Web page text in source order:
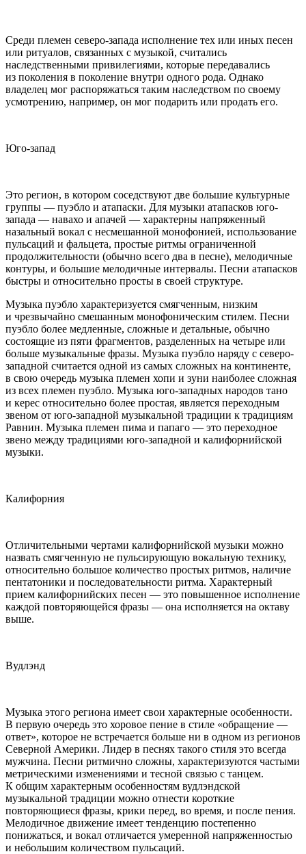
Среди племен северо-запада исполнение тех или иных песен
или ритуалов, связанных с музыкой, считались
наследственными привилегиями, которые передавались
из поколения в поколение внутри одного рода. Однако
владелец мог распоряжаться таким наследством по своему
усмотрению, например, он мог подарить или продать его.
Юго-запад
Это регион, в котором соседствуют две большие культурные
группы — пуэбло и атапаски. Для музыки атапасков юго-
запада — навахо и апачей — характерны напряженный
назальный вокал с несмешанной монофонией, использование
пульсаций и фальцета, простые ритмы ограниченной
продолжительности (обычно всего два в песне), мелодичные
контуры, и большие мелодичные интервалы. Песни атапасков
быстры и относительно просты в своей структуре.
Музыка пуэбло характеризуется смягченным, низким
и чрезвычайно смешанным монофоническим стилем. Песни
пуэбло более медленные, сложные и детальные, обычно
состоящие из пяти фрагментов, разделенных на четыре или
больше музыкальные фразы. Музыка пуэбло наряду с северо-
западной считается одной из самых сложных на континенте,
в свою очередь музыка племен хопи и зуни наиболее сложная
из всех племен пуэбло. Музыка юго-западных народов тано
и керес относительно более простая, является переходным
звеном от юго-западной музыкальной традиции к традициям
Равнин. Музыка племен пима и папаго — это переходное
звено между традициями юго-западной и калифорнийской
музыки.
Калифорния
Отличительными чертами калифорнийской музыки можно
назвать смягченную не пульсирующую вокальную технику,
относительно большое количество простых ритмов, наличие
пентатоники и последовательности ритма. Характерный
прием калифорнийских песен — это повышенное исполнение
каждой повторяющейся фразы — она исполняется на октаву
выше.
Вудлэнд
Музыка этого региона имеет свои характерные особенности.
В первую очередь это хоровое пение в стиле «обращение —
ответ», которое не встречается больше ни в одном из регионов
Северной Америки. Лидер в песнях такого стиля это всегда
мужчина. Песни ритмично сложны, характеризуются частыми
метрическими изменениями и тесной связью с танцем.
К общим характерным особенностям вудлэндской
музыкальной традиции можно отнести короткие
повторяющиеся фразы, крики перед, во время, и после пения.
Мелодичное движение имеет тенденцию постепенно
понижаться, и вокал отличается умеренной напряженностью
и небольшим количеством пульсаций.